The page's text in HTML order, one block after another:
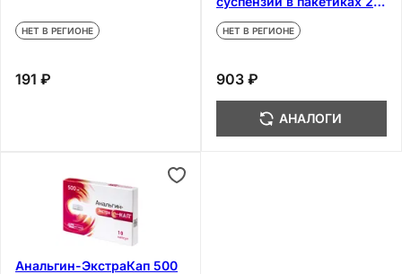
НЕТ В РЕГИОНЕ
191 ₽
30 шт
НЕТ В РЕГИОНЕ
903 ₽
АНАЛОГИ
Анальгин-ЭкстраКап 500